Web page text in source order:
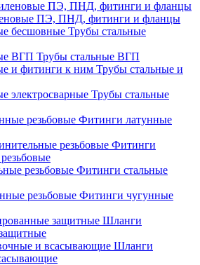
ПЭ, ПНД, фитинги и фланцы
Трубы стальные
Трубы стальные ВГП
Трубы стальные и
Трубы стальные
Фитинги латунные
Фитинги
Фитинги стальные
Фитинги чугунные
Шланги
Шланги